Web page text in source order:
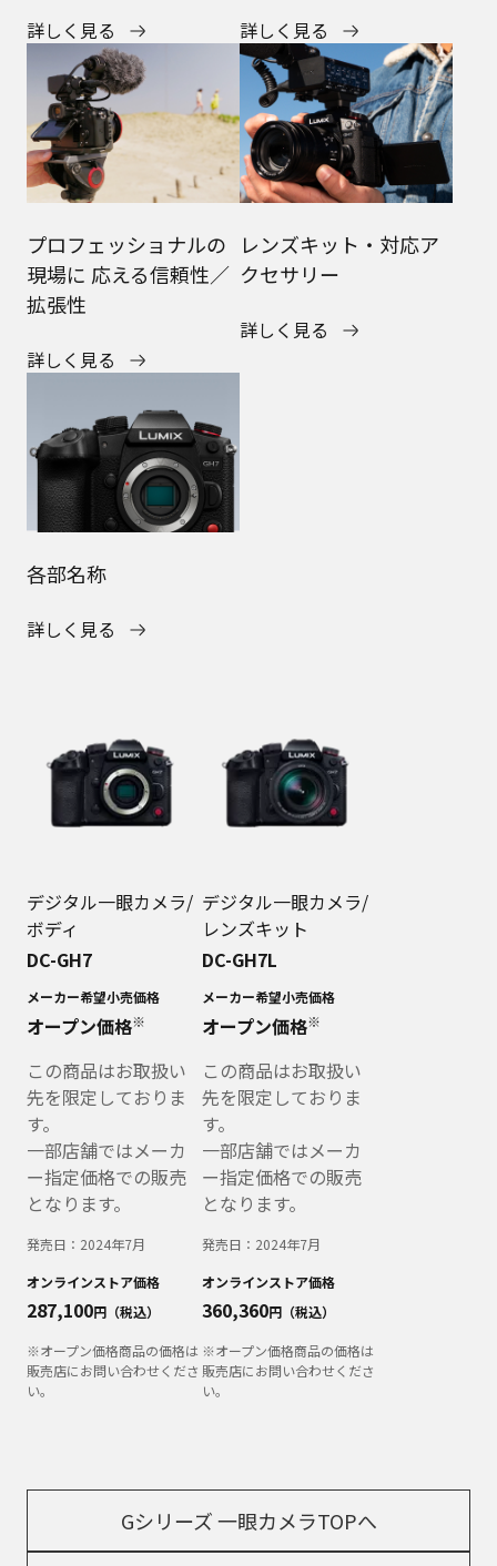
詳しく見る 詳しく見る
プロフェッショナルの
現場に 応える信頼性／
拡張性
詳しく見る
レンズキット・対応ア
クセサリー
詳しく見る
各部名称
詳しく見る
デジタル一眼カメラ/
ボディ
DC-GH7
メーカー希望小売価格
オープン価格※
この商品はお取扱い
先を限定しておりま
す。
一部店舗ではメーカ
ー指定価格での販売
となります。
発売日： 2024年7月
オンラインストア価格
287,100円（税込）
※オープン価格商品の価格は
販売店にお問い合わせくださ
い。
デジタル一眼カメラ/
レンズキット
DC-GH7L
メーカー希望小売価格
オープン価格※
この商品はお取扱い
先を限定しておりま
す。
一部店舗ではメーカ
ー指定価格での販売
となります。
発売日： 2024年7月
オンラインストア価格
360,360円（税込）
※オープン価格商品の価格は
販売店にお問い合わせくださ
い。
Gシリーズ 一眼カメラTOPへ